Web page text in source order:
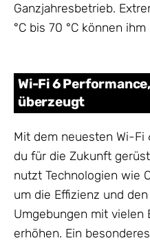
Ganzjahresbetrieb.
°C bis 70 °C können
Wi-Fi 6
überzeugt
Mit dem neuesten Wi-Fi
du für die Zukunft
nutzt Technologien wie
um die Effizienz und
Umgebungen mit vielen
erhöhen. Ein